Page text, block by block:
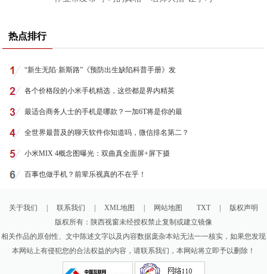
热点排行
“新生无陷·新斯路”《预防出生缺陷科普手册》发
各个价格段的小米手机精选，这些都是界内精英
最适合商务人士的手机是哪款？一加6T将是你的最
全世界最普及的聊天软件你知道吗，微信排名第二？
小米MIX 4概念图曝光：双曲真全面屏+屏下摄
百事也做手机？前辈乐视真的不在乎！
关于我们 联系我们 XML地图 网站地图 TXT
版权声明
版权所有：陕西视窗未经授权禁止复制或建立镜像
相关作品的原创性、文中陈述文字以及内容数据庞杂本站无法一一核实，如果您发现
本网站上有侵犯您的合法权益的内容，请联系我们，本网站将立即予以删除！